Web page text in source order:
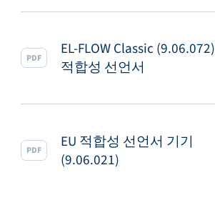
PDF
EL-FLOW Classic (9.06.072)
적합성 선언서
PDF
EU 적합성 선언서 기기
(9.06.021)